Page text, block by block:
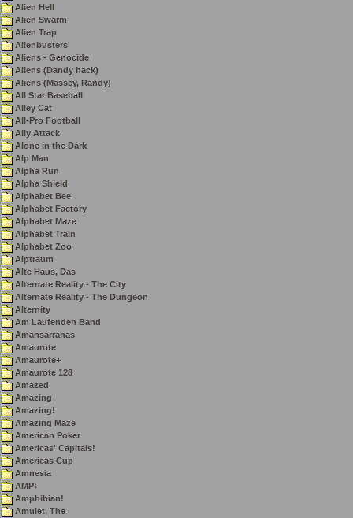
Alien Hell
Alien Swarm
Alien Trap
Alienbusters
Aliens - Genocide
Aliens (Dandy hack)
Aliens (Massey, Randy)
All Star Baseball
Alley Cat
All-Pro Football
Ally Attack
Alone in the Dark
Alp Man
Alpha Run
Alpha Shield
Alphabet Bee
Alphabet Factory
Alphabet Maze
Alphabet Train
Alphabet Zoo
Alptraum
Alte Haus, Das
Alternate Reality - The City
Alternate Reality - The Dungeon
Alternity
Am Laufenden Band
Amansarranas
Amaurote
Amaurote+
Amaurote 128
Amazed
Amazing
Amazing!
Amazing Maze
American Poker
Americas' Capitals!
Americas Cup
Amnesia
AMP!
Amphibian!
Amulet, The